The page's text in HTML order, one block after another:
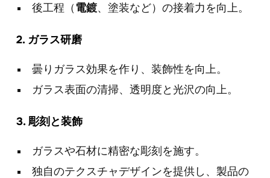
後工程（ 電鍍、塗装など）の接着力を向上。
2. ガラス研磨
曇りガラス効果を作り、装飾性を向上。
ガラス表面の清掃、透明度と光沢の向上。
3.彫刻と装飾
ガラスや石材に精密な彫刻を施す。
独自のテクスチャデザインを提供し、製品の